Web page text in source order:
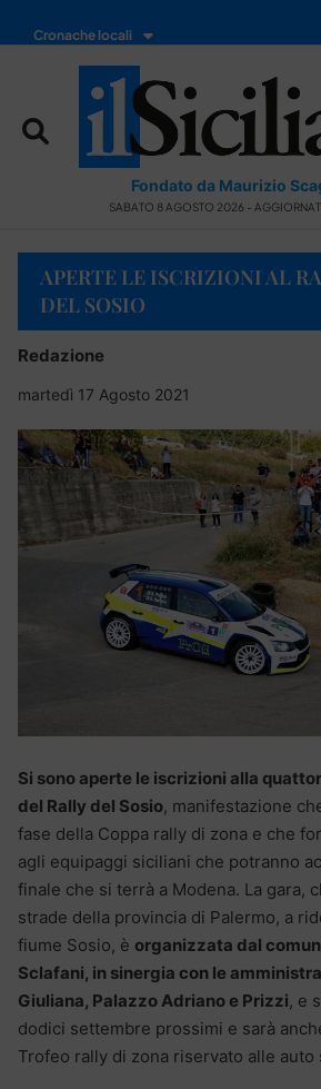
Cronache locali
Fondato da Maurizio
SABATO 8 AGOSTO 2026 -
APERTE LE ISCRIZIONI AL
DEL SOSIO
Redazione
martedì 17 Agosto 2021
Si sono aperte le iscrizioni alla
del Rally del Sosio, manifestazione
fase della Coppa rally di zona e che
agli equipaggi siciliani che potranno
finale che si terrà a Modena. La gara,
strade della provincia di Palermo, a
fiume Sosio, è organizzata dal
Sclafani, in sinergia con le
Giuliana, Palazzo Adriano e Prizzi, e
dodici settembre prossimi e sarà
Trofeo rally di zona riservato alle auto